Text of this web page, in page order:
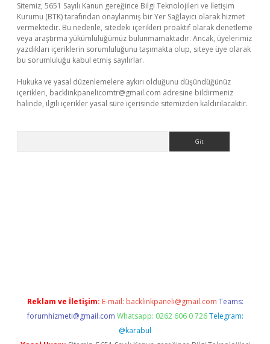
Sitemiz, 5651 Sayılı Kanun gereğince Bilgi Teknolojileri ve İletişim
Kurumu (BTK) tarafından onaylanmış bir Yer Sağlayıcı olarak hizmet
vermektedir. Bu nedenle, sitedeki içerikleri proaktif olarak denetleme
veya araştırma yükümlülüğümüz bulunmamaktadır. Ancak, üyelerimiz
yazdıkları içeriklerin sorumluluğunu taşımakta olup, siteye üye olarak
bu sorumluluğu kabul etmiş sayılırlar.
Hukuka ve yasal düzenlemelere aykırı olduğunu düşündüğünüz
içerikleri, backlinkpanelicomtr@gmail.com adresine bildirmeniz
halinde, ilgili içerikler yasal süre içerisinde sitemizden kaldırılacaktır.
Reklam ve İletişim: E-mail: backlinkpaneli@gmail.com Teams:
forumhizmeti@gmail.com Whatsapp: 0262 606 0 726 Telegram:
@karabul